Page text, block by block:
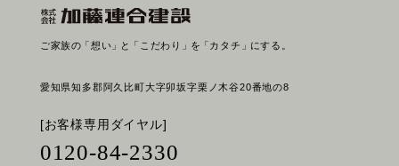
ご家族の「想い」と 「こだわり」を「カタチ」にする。
愛知県知多郡阿久比町大字卯坂字栗ノ木谷20番地の8
[お客様専用ダイヤル]
0120-84-2330